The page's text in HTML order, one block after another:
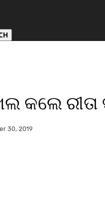
କଲେ ରୀତା
30, 2019